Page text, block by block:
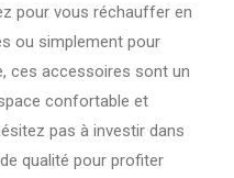
pour vous réchauffer en
ou simplement pour
ces accessoires sont un
confortable et
pas à investir dans
qualité pour profiter